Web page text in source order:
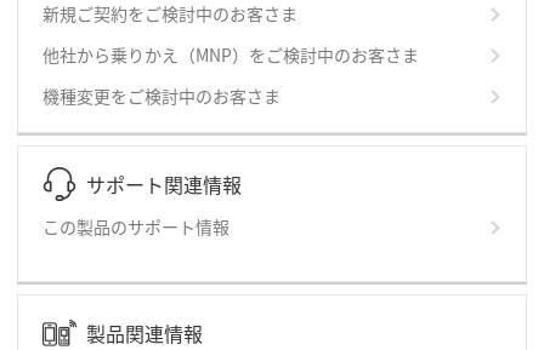
新規ご契約をご検討中のお客さま
他社から乗りかえ（MNP）をご検討中のお客さま
機種変更をご検討中のお客さま
サポート関連情報
この製品のサポート情報
製品関連情報